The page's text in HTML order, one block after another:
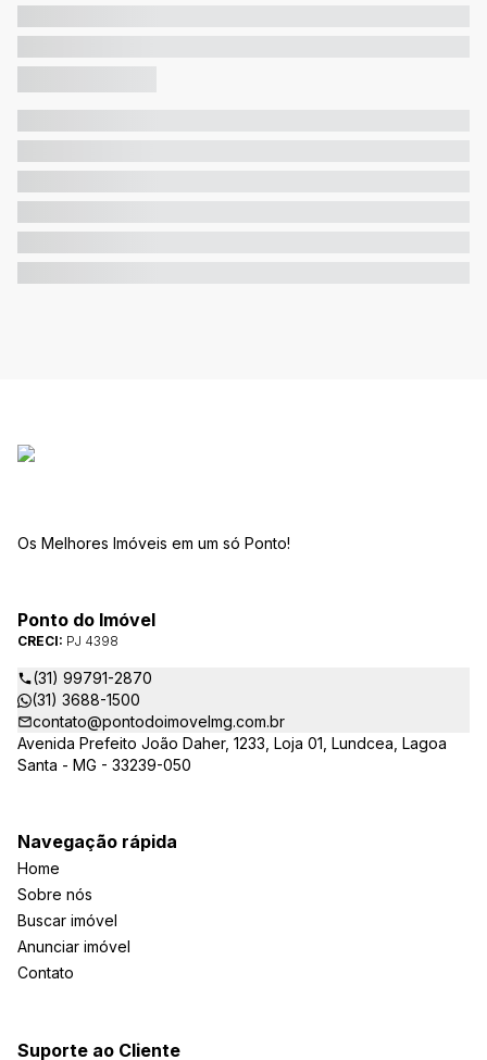
Os Melhores Imóveis em um só Ponto!
Ponto do Imóvel
CRECI: PJ 4398
(31) 99791-2870
(31) 3688-1500
contato@pontodoimovelmg.com.br
Avenida Prefeito João Daher, 1233, Loja 01, Lundcea, Lagoa
Santa - MG - 33239-050
Navegação rápida
Home
Sobre nós
Buscar imóvel
Anunciar imóvel
Contato
Suporte ao Cliente